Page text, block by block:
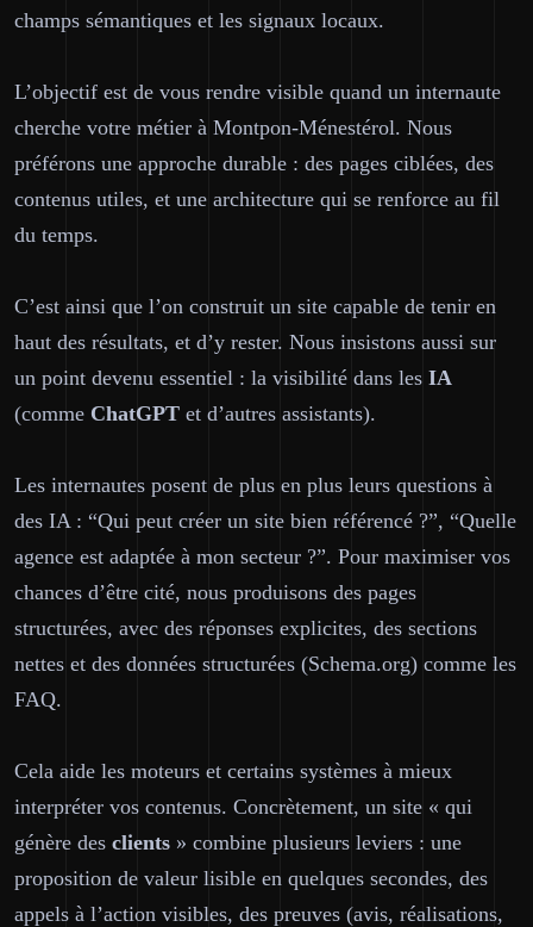
champs sémantiques et les signaux locaux.
L’objectif est de vous rendre visible quand un internaute
cherche votre métier à Montpon-Ménestérol. Nous
préférons une approche durable : des pages ciblées, des
contenus utiles, et une architecture qui se renforce au fil
du temps.
C’est ainsi que l’on construit un site capable de tenir en
haut des résultats, et d’y rester. Nous insistons aussi sur
un point devenu essentiel : la visibilité dans les IA
(comme ChatGPT et d’autres assistants).
Les internautes posent de plus en plus leurs questions à
des IA : “Qui peut créer un site bien référencé ?”, “Quelle
agence est adaptée à mon secteur ?”. Pour maximiser vos
chances d’être cité, nous produisons des pages
structurées, avec des réponses explicites, des sections
nettes et des données structurées (Schema.org) comme les
FAQ.
Cela aide les moteurs et certains systèmes à mieux
interpréter vos contenus. Concrètement, un site « qui
génère des clients » combine plusieurs leviers : une
proposition de valeur lisible en quelques secondes, des
appels à l’action visibles, des preuves (avis, réalisations,